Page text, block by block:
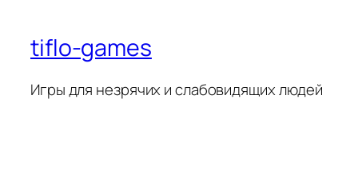
tiflo-games
Игры для незрячих и слабовидящих людей